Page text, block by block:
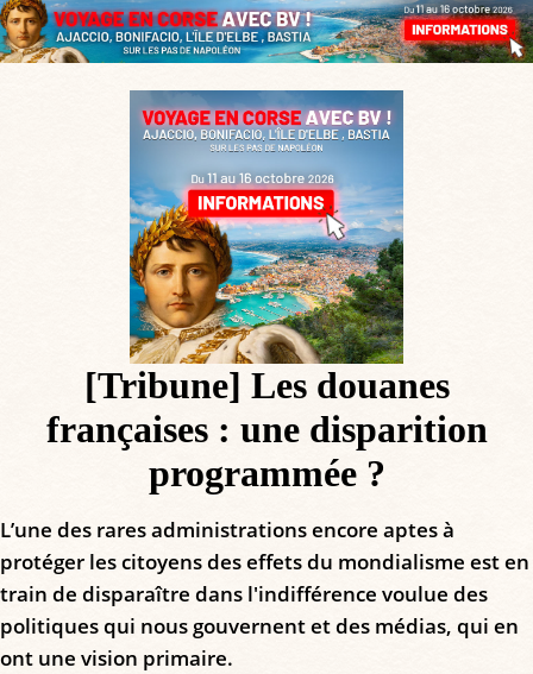
[Tribune] Les douanes
françaises : une disparition
programmée ?
L’une des rares administrations encore aptes à
protéger les citoyens des effets du mondialisme est en
train de disparaître dans l'indifférence voulue des
politiques qui nous gouvernent et des médias, qui en
ont une vision primaire.